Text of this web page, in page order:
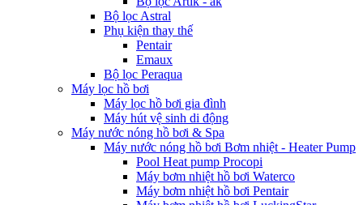
Bộ lọc Astral
Phụ kiện thay thế
Pentair
Emaux
Bộ lọc Peraqua
Máy lọc hồ bơi
Máy lọc hồ bơi gia đình
Máy hút vệ sinh di động
Máy nước nóng hồ bơi & Spa
Máy nước nóng hồ bơi Bơm nhiệt - Heater Pump
Pool Heat pump Procopi
Máy bơm nhiệt hồ bơi Waterco
Máy bơm nhiệt hồ bơi Pentair